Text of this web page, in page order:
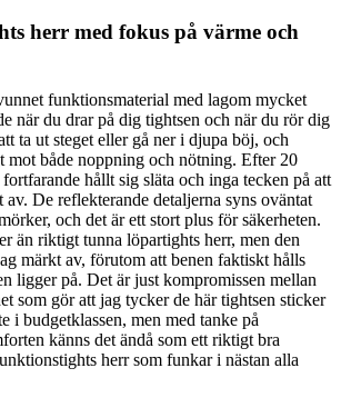
herr med fokus på värme och
funktionsmaterial med lagom mycket
när du drar på dig tightsen och när du rör dig
ta ut steget eller gå ner i djupa böj, och
mot både noppning och nötning. Efter 20
hållt sig släta och inga tecken på att
av. De reflekterande detaljerna syns oväntat
och det är ett stort plus för säkerheten.
än riktigt tunna löpartights herr, men den
märkt av, förutom att benen faktiskt hålls
ligger på. Det är just kompromissen mellan
som gör att jag tycker de här tightsen sticker
i budgetklassen, men med tanke på
känns det ändå som ett riktigt bra
herr som funkar i nästan alla